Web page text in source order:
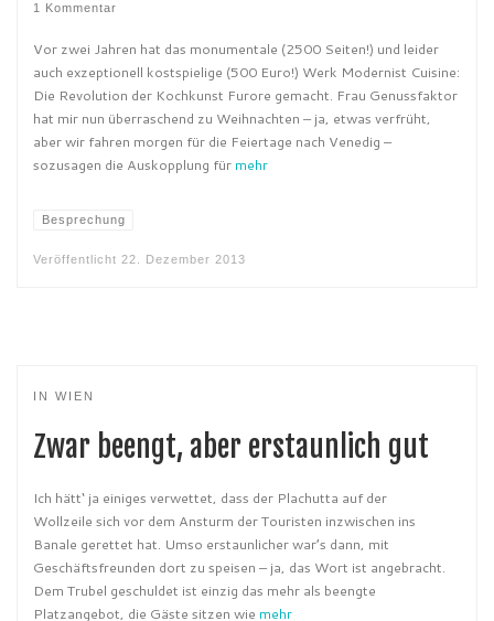
1 Kommentar
Vor zwei Jahren hat das monumentale (2500 Seiten!) und leider
auch exzeptionell kostspielige (500 Euro!) Werk Modernist Cuisine:
Die Revolution der Kochkunst Furore gemacht. Frau Genussfaktor
hat mir nun überraschend zu Weihnachten – ja, etwas verfrüht,
aber wir fahren morgen für die Feiertage nach Venedig –
sozusagen die Auskopplung für mehr
Besprechung
Veröffentlicht 22. Dezember 2013
IN WIEN
Zwar beengt, aber erstaunlich gut
Ich hätt‘ ja einiges verwettet, dass der Plachutta auf der
Wollzeile sich vor dem Ansturm der Touristen inzwischen ins
Banale gerettet hat. Umso erstaunlicher war’s dann, mit
Geschäftsfreunden dort zu speisen – ja, das Wort ist angebracht.
Dem Trubel geschuldet ist einzig das mehr als beengte
Platzangebot, die Gäste sitzen wie mehr